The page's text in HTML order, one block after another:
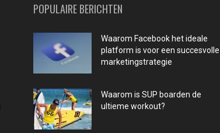
POPULAIRE BERICHTEN
Waarom Facebook het ideale
platform is voor een succesvolle
marketingstrategie
Waarom is SUP boarden de
ultieme workout?